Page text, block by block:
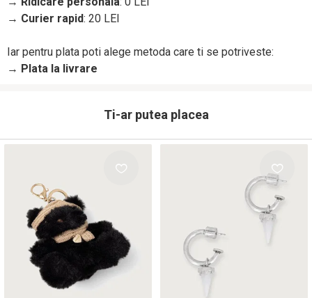
→ Curier rapid: 20 LEI
Iar pentru plata poti alege metoda care ti se potriveste:
→ Plata la livrare
Ti-ar putea placea